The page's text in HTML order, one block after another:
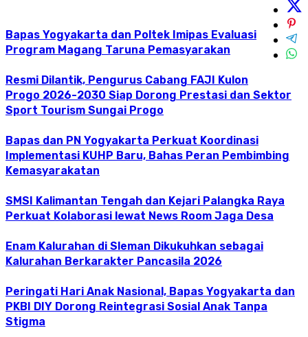
Bapas Yogyakarta dan Poltek Imipas Evaluasi
Program Magang Taruna Pemasyarakan
Resmi Dilantik, Pengurus Cabang FAJI Kulon
Progo 2026-2030 Siap Dorong Prestasi dan Sektor
Sport Tourism Sungai Progo
Bapas dan PN Yogyakarta Perkuat Koordinasi
Implementasi KUHP Baru, Bahas Peran Pembimbing
Kemasyarakatan
SMSI Kalimantan Tengah dan Kejari Palangka Raya
Perkuat Kolaborasi lewat News Room Jaga Desa
Enam Kalurahan di Sleman Dikukuhkan sebagai
Kalurahan Berkarakter Pancasila 2026
Peringati Hari Anak Nasional, Bapas Yogyakarta dan
PKBI DIY Dorong Reintegrasi Sosial Anak Tanpa
Stigma